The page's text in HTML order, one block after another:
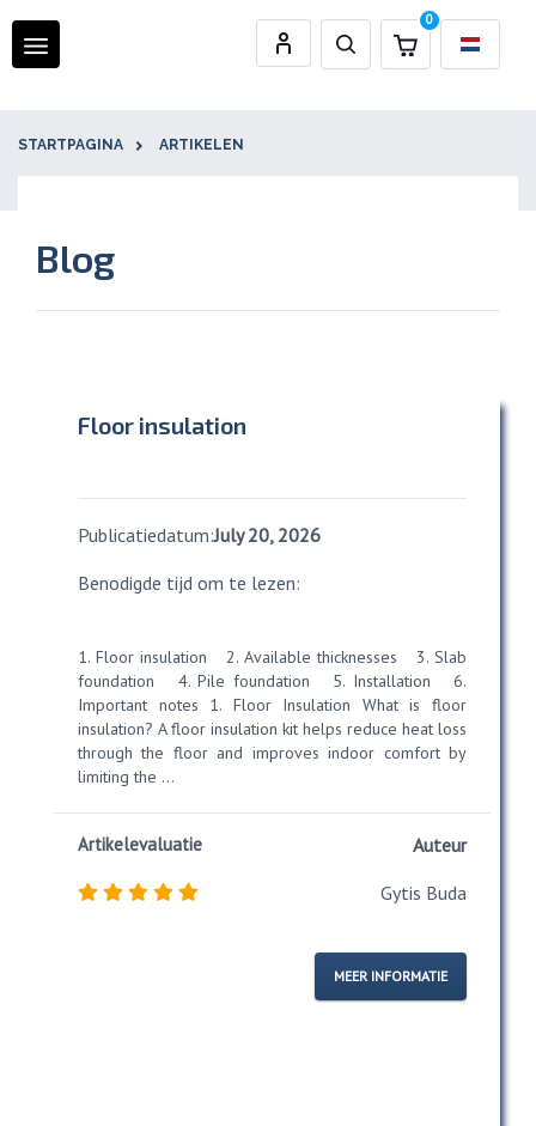
0
STARTPAGINA ARTIKELEN
Blog
Floor insulation
Publicatiedatum:July 20, 2026
Benodigde tijd om te lezen:
1. Floor insulation 2. Available thicknesses 3. Slab
foundation 4. Pile foundation 5. Installation 6.
Important notes 1. Floor Insulation What is floor
insulation? A floor insulation kit helps reduce heat loss
through the floor and improves indoor comfort by
limiting the ...
Artikelevaluatie
Auteur
Gytis Buda
MEER INFORMATIE